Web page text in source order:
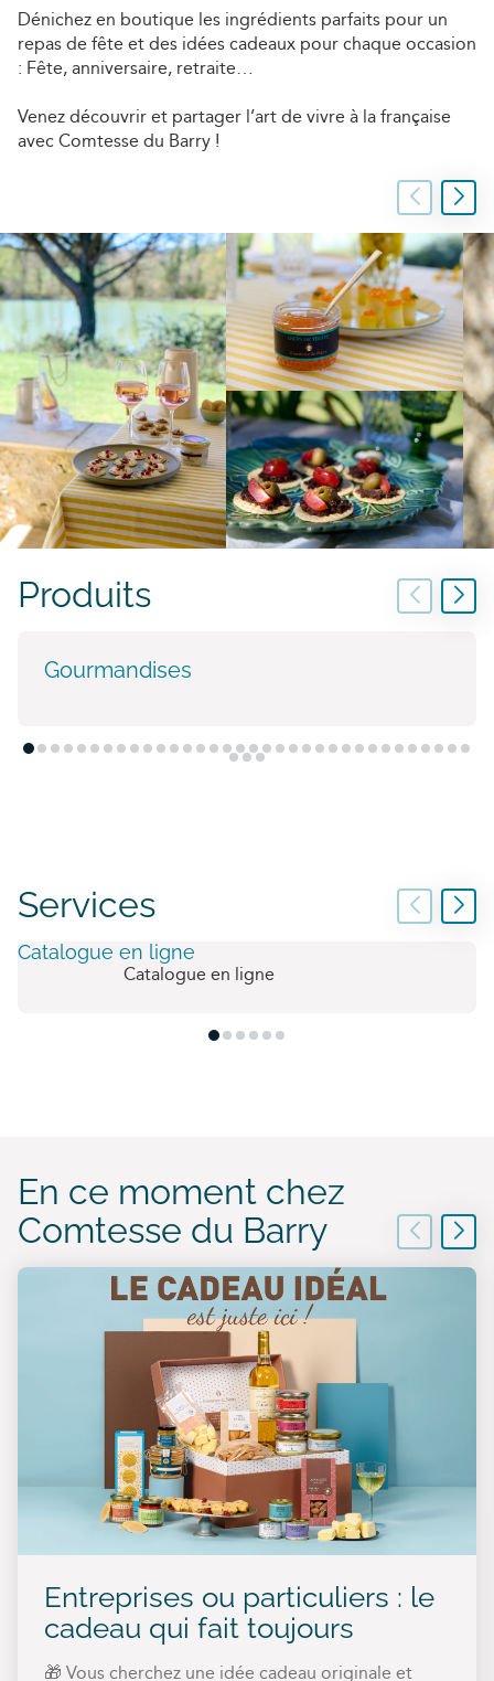
Dénichez en boutique les ingrédients parfaits pour un
repas de fête et des idées cadeaux pour chaque occasion
: Fête, anniversaire, retraite…
Venez découvrir et partager l’art de vivre à la française
avec Comtesse du Barry !
Produits
Gourmandises
Services
Catalogue en ligne
Catalogue en ligne
En ce moment chez
Comtesse du Barry
Entreprises ou particuliers : le
cadeau qui fait toujours
🎁 Vous cherchez une idée cadeau originale et